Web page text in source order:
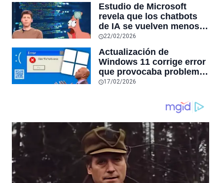
las aplicaciones con
sensores únicos o
conexiones especiales a
hardware
Estudio de Microsoft
revela que los chatbots
de IA se vuelven menos
confiables mientras más
tiempo hablas con ellos:
la falta de confiabilidad
sube un 112%
22/02/2026
Actualización de
Windows 11 corrige error
que provocaba problemas
al jugar en PC: los
producían desde 2023
17/02/2026